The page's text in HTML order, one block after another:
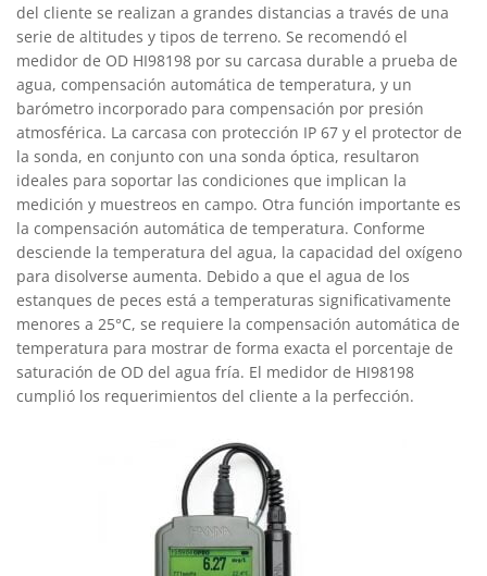
del cliente se realizan a grandes distancias a través de una
serie de altitudes y tipos de terreno. Se recomendó el
medidor de OD HI98198 por su carcasa durable a prueba de
agua, compensación automática de temperatura, y un
barómetro incorporado para compensación por presión
atmosférica. La carcasa con protección IP 67 y el protector de
la sonda, en conjunto con una sonda óptica, resultaron
ideales para soportar las condiciones que implican la
medición y muestreos en campo. Otra función importante es
la compensación automática de temperatura. Conforme
desciende la temperatura del agua, la capacidad del oxígeno
para disolverse aumenta. Debido a que el agua de los
estanques de peces está a temperaturas significativamente
menores a 25°C, se requiere la compensación automática de
temperatura para mostrar de forma exacta el porcentaje de
saturación de OD del agua fría. El medidor de HI98198
cumplió los requerimientos del cliente a la perfección.